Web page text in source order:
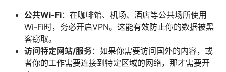
公共Wi-Fi：在咖啡馆、机场、酒店等公共场所使用
Wi-Fi时，务必开启VPN。这能有效防止你的数据被黑
客窃取。
访问特定网站/服务：如果你需要访问国外的内容，或
者你的工作需要连接到特定区域的网络，那才需要开